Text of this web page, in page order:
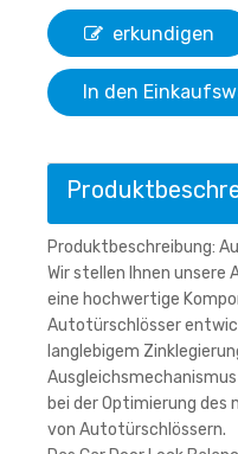
erkundigen
In den
Produktbeschreibung:
Wir stellen Ihnen
eine hochwertige
Autotürschlösser
langlebigem
bei der Optimierung des
von Autotürschlössern.